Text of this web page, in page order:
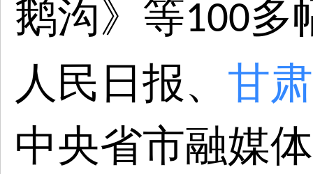
鹅沟》等100多
人民 日报、 甘肃
中央省市融媒